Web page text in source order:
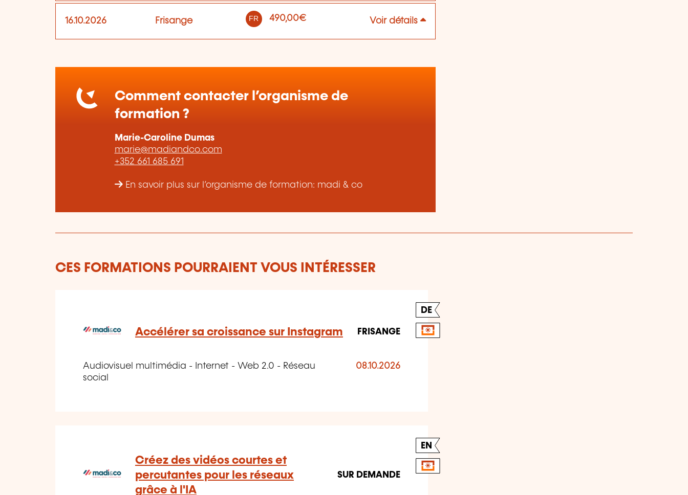
16.10.2026 Frisange FR 490,00€ Voir détails
Comment contacter l’organisme de
formation ?
Marie-Caroline Dumas
marie@madiandco.com
+352 661 685 691
En savoir plus sur l’organisme de formation: madi & co
CES FORMATIONS POURRAIENT VOUS INTÉRESSER
DE
Accélérer sa croissance sur Instagram FRISANGE
Audiovisuel multimédia - Internet - Web 2.0 - Réseau
social
08.10.2026
EN
Créez des vidéos courtes et
percutantes pour les réseaux
grâce à l'IA
SUR DEMANDE